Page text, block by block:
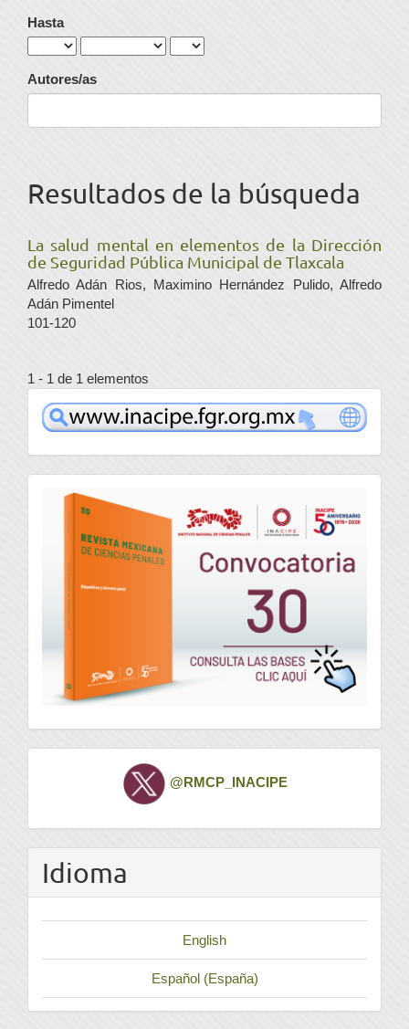
Hasta
Autores/as
Resultados de la búsqueda
La salud mental en elementos de la Dirección
de Seguridad Pública Municipal de Tlaxcala
Alfredo Adán Rios, Maximino Hernández Pulido, Alfredo
Adán Pimentel
101-120
1 - 1 de 1 elementos
www
convocatoria
Twitter @RMCP_INACIPE
Idioma
English
Español (España)